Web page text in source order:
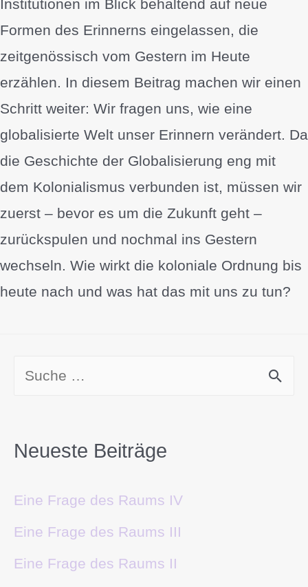
Institutionen im Blick behaltend auf neue
Formen des Erinnerns eingelassen, die
zeitgenössisch vom Gestern im Heute
erzählen. In diesem Beitrag machen wir einen
Schritt weiter: Wir fragen uns, wie eine
globalisierte Welt unser Erinnern verändert. Da
die Geschichte der Globalisierung eng mit
dem Kolonialismus verbunden ist, müssen wir
zuerst – bevor es um die Zukunft geht –
zurückspulen und nochmal ins Gestern
wechseln. Wie wirkt die koloniale Ordnung bis
heute nach und was hat das mit uns zu tun?
Neueste Beiträge
Eine Frage des Raums IV
Eine Frage des Raums III
Eine Frage des Raums II